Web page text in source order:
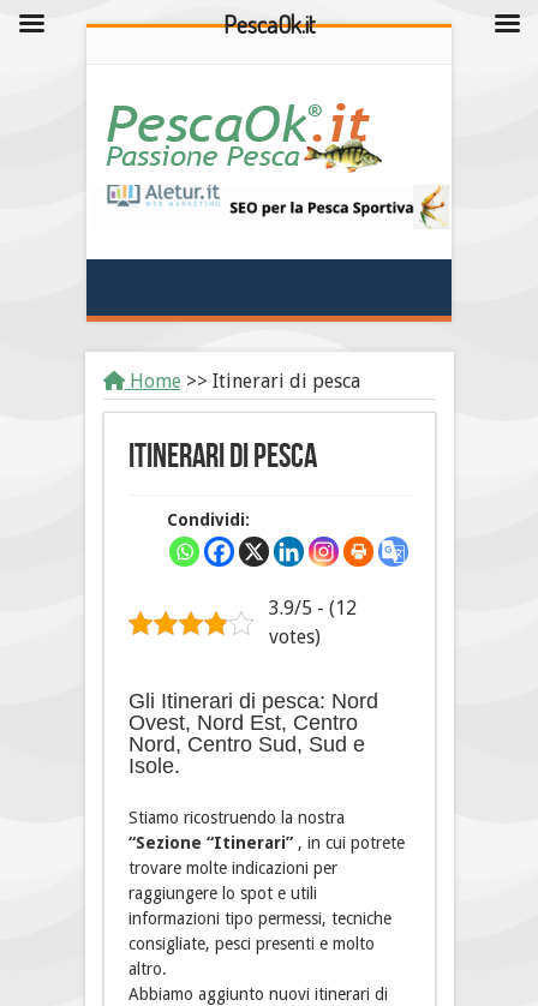
Home >> Itinerari di pesca
Itinerari di pesca
Condividi:
3.9/5 - (12
votes)
Gli Itinerari di pesca: Nord
Ovest, Nord Est, Centro
Nord, Centro Sud, Sud e
Isole.
Stiamo ricostruendo la nostra
“Sezione “Itinerari” , in cui potrete
trovare molte indicazioni per
raggiungere lo spot e utili
informazioni tipo permessi, tecniche
consigliate, pesci presenti e molto
altro.
Abbiamo aggiunto nuovi itinerari di
PescaOk.it